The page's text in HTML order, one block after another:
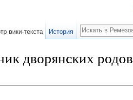
дворянских родов
вики-текста История
Поиск